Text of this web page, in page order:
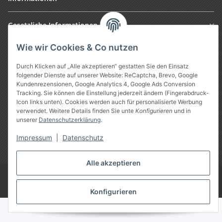
Alle akzeptieren
Konfigurieren
Wie wir Cookies & Co nutzen
Durch Klicken auf „Alle akzeptieren“ gestatten Sie den Einsatz
folgender Dienste auf unserer Website: ReCaptcha, Brevo, Google
Kundenrezensionen, Google Analytics 4, Google Ads Conversion
Tracking. Sie können die Einstellung jederzeit ändern (Fingerabdruck-
Icon links unten). Cookies werden auch für personalisierte Werbung
verwendet. Weitere Details finden Sie unte Konfigurieren und in
unserer Datenschutzerklärung.
Impressum Datenschutz
Gesetzliche Informationen
Vertrag widerrufen
* Alle Preise inkl. gesetzlicher USt., zzgl.Versand
Google Analytics deaktivieren